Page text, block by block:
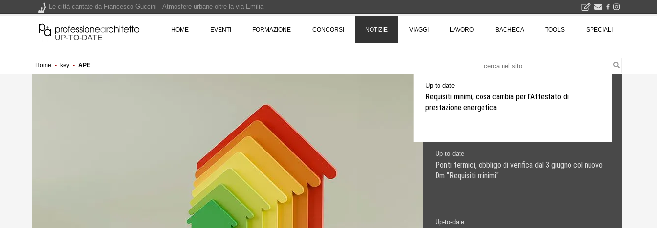
UP-TO-DATE
HOME EVENTI FORMAZIONE CONCORSI NOTIZIE VIAGGI LAVORO BACHECA TOOLS SPECIALI
Home ▪ key ▪ APE
Up-to-date
Requisiti minimi, cosa cambia per l'Attestato di
prestazione energetica
Up-to-date
Ponti termici, obbligo di verifica dal 3 giugno col nuovo
Dm "Requisiti minimi"
Up-to-date
Le città cantate da Francesco Guccini - Atmosfere urbane oltre la via Emilia
200 manifesti per i 200 anni di Carlo Collodi, creatore di Pinocchio - Call di grafica promossa dal Museo MAGMA per la realizzazione di una mostra